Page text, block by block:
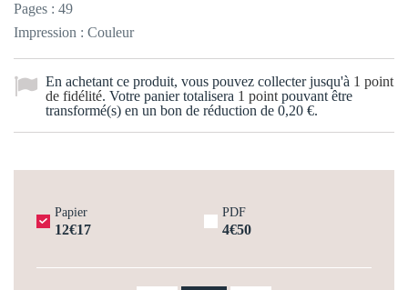
Pages : 49
Impression : Couleur
En achetant ce produit, vous pouvez collecter jusqu'à 1 point
de fidélité. Votre panier totalisera 1 point pouvant être
transformé(s) en un bon de réduction de 0,20 €.
Papier
12€17
PDF
4€50